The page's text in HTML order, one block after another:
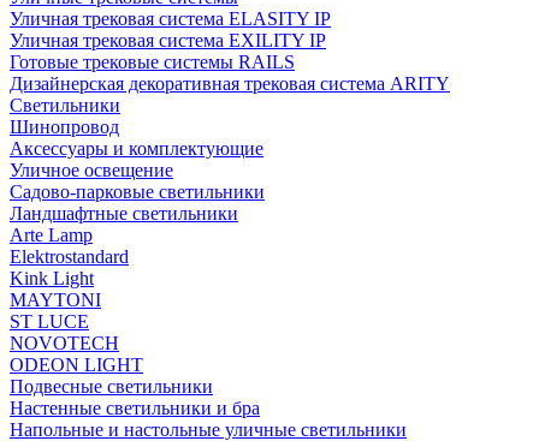
Уличная трековая система ELASITY IP
Уличная трековая система EXILITY IP
Готовые трековые системы RAILS
Дизайнерская декоративная трековая система ARITY
Светильники
Шинопровод
Аксессуары и комплектующие
Уличное освещение
Садово-парковые светильники
Ландшафтные светильники
Arte Lamp
Elektrostandard
Kink Light
MAYTONI
ST LUCE
NOVOTECH
ODEON LIGHT
Подвесные светильники
Настенные светильники и бра
Напольные и настольные уличные светильники